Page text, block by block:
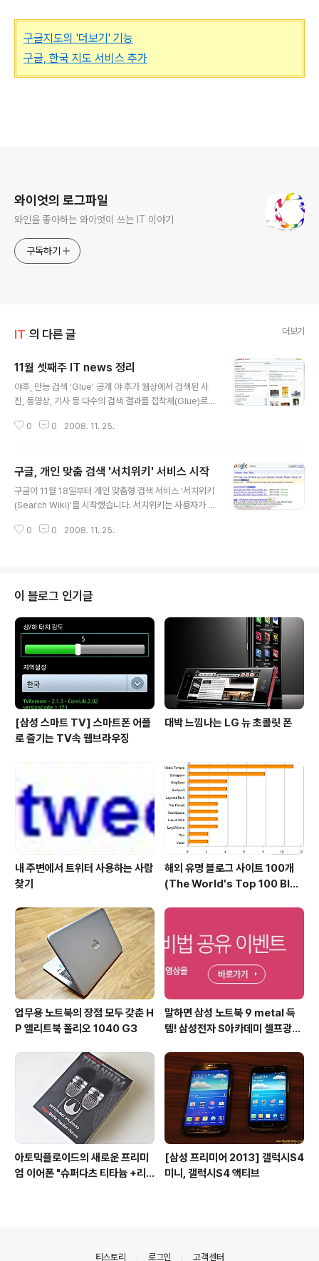
구글지도의 '더보기' 기능
구글, 한국 지도 서비스 추가
와이엇의 로그파일
와인을 좋아하는 와이엇이 쓰는 IT 이야기
구독하기
IT 의 다른 글 더보기
11월 셋째주 IT news 정리
야후, 만능 검색 ‘Glue’ 공개 야 후가 웹상에서 검색된 사
진, 동영상, 기사 등 다수의 검색 결과를 접착제(Glue)로
검색 서비스 '야후! 글루(Yahoo! Glue)' 베타 버전을 공개
색 결과, 야후 Answer검색 결과, 뉴스기사, 웹상에 공개
된 사진, 쇼핑 정보 등이 조합돼서 하나의 화면에 보여줍니
다. 인물을 검색하면 위키피디아와 동영상 등도 추가되어
검색 결과를 클릭하면 해당 웹 페이지로 링크되는 전통적
0 0 2008. 11. 25.
구글, 개인 맞춤 검색 '서치위키' 서비스 시작
구글이 11월 18일부터 개인 맞춤형 검색 서비스 '서치위키
(Search Wiki)'를 시작했습니다. 서치위키는 사용자가 구
원하는데, 사용자들은 구글계정으로 로그인한뒤 원하는 검
면 Promote되었다고 나오고 검색결과가 위로 올라갑니
다. 그림2. 검색결과중 2개를 제거(remove)한 내용이 화
면 아래쪽에 나옵니다. 오르쪽 Restore버튼을 누르면 다
시 검색결과를 되살려서 위로 올릴수 있습니다. 구글의 마
리사 메이어 부사장은 "서치위키는 의학사전 같은 참고자
료들을 반복적..
0 0 2008. 11. 25.
이 블로그 인기글
[삼성 스마트 TV] 스마트폰 어플
로 즐기는 TV속 웹브라우징
대박 느낌나는 LG 뉴 초콜릿 폰
내 주변에서 트위터 사용하는 사람
찾기
해외 유명 블로그 사이트 100개
(The World's Top 100 Blog
업무용 노트북의 장점 모두 갖춘 H
P 엘리트북 폴리오 1040 G3
말하면 삼성 노트북 9 metal 득
템! 삼성전자 S아카데미 셀프광고
아토믹플로이드의 새로운 프리미
엄 이어폰 "슈퍼다츠 티타늄 +리
[삼성 프리미어 2013] 갤럭시S4
미니, 갤럭시S4 액티브
티스토리 로그인 고객센터